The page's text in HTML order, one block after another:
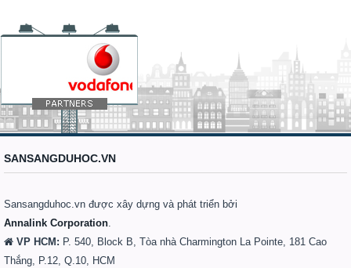
SANSANGDUHOC.VN
Sansangduhoc.vn được xây dựng và phát triển bởi
Annalink Corporation.
VP HCM: P. 540, Block B, Tòa nhà Charmington La Pointe, 181 Cao
Thắng, P.12, Q.10, HCM